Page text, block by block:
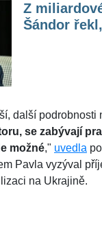
Z
Šándor
další podrobnosti
se zabývají
možné," uvedla
Pavla vyzýval
na Ukrajině.